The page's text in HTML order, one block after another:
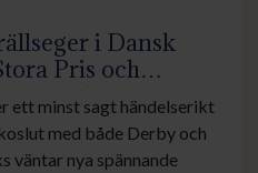
i Dansk
Pris och
BF
ett minst sagt händelserikt
med både Derby och
väntar nya spännande